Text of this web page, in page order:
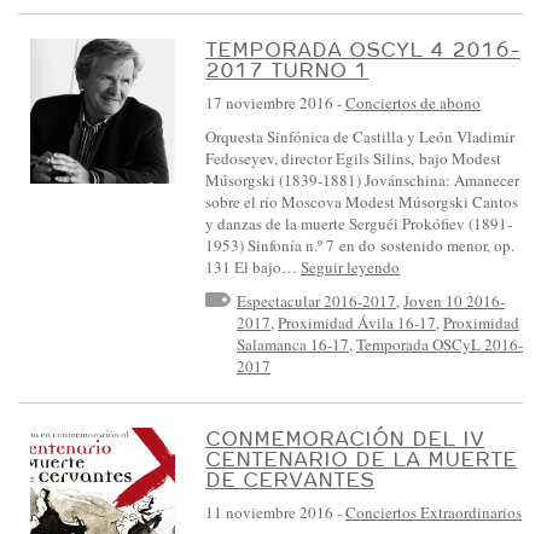
TEMPORADA OSCYL 4 2016-
2017 TURNO 1
17 noviembre 2016 -Conciertos de abono
Orquesta Sinfónica de Castilla y León Vladimir
Fedoseyev, director Egils Silins, bajo Modest
Músorgski (1839-1881) Jovánschina: Amanecer
sobre el río Moscova Modest Músorgski Cantos
y danzas de la muerte Serguéi Prokófiev (1891-
1953) Sinfonía n.º 7 en do sostenido menor, op.
131 El bajo… Seguir leyendo
Espectacular 2016-2017,Joven 10 2016-
2017,Proximidad Ávila 16-17,Proximidad
Salamanca 16-17,Temporada OSCyL 2016-
2017
CONMEMORACIÓN DEL IV
CENTENARIO DE LA MUERTE
DE CERVANTES
11 noviembre 2016 -Conciertos Extraordinarios